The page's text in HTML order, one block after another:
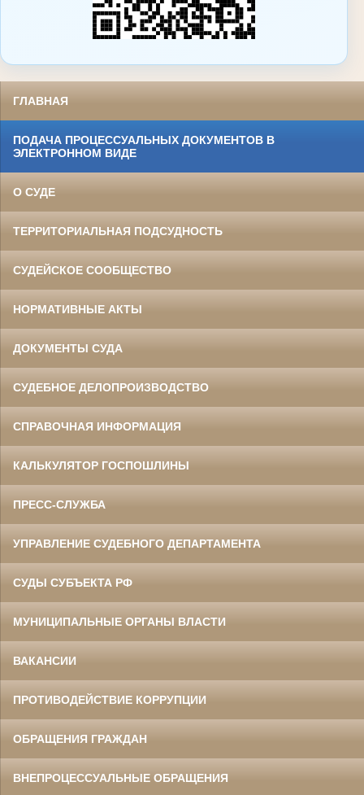
ГЛАВНАЯ
ПОДАЧА ПРОЦЕССУАЛЬНЫХ ДОКУМЕНТОВ В
ЭЛЕКТРОННОМ ВИДЕ
О СУДЕ
ТЕРРИТОРИАЛЬНАЯ ПОДСУДНОСТЬ
СУДЕЙСКОЕ СООБЩЕСТВО
НОРМАТИВНЫЕ АКТЫ
ДОКУМЕНТЫ СУДА
СУДЕБНОЕ ДЕЛОПРОИЗВОДСТВО
СПРАВОЧНАЯ ИНФОРМАЦИЯ
КАЛЬКУЛЯТОР ГОСПОШЛИНЫ
ПРЕСС-СЛУЖБА
УПРАВЛЕНИЕ СУДЕБНОГО ДЕПАРТАМЕНТА
СУДЫ СУБЪЕКТА РФ
МУНИЦИПАЛЬНЫЕ ОРГАНЫ ВЛАСТИ
ВАКАНСИИ
ПРОТИВОДЕЙСТВИЕ КОРРУПЦИИ
ОБРАЩЕНИЯ ГРАЖДАН
ВНЕПРОЦЕССУАЛЬНЫЕ ОБРАЩЕНИЯ